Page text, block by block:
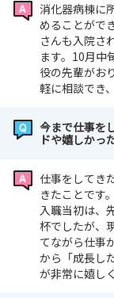
消化器病棟に
めることがで
さんも入院さ
ます。10月中
役の先輩がお
軽に相談でき
今まで仕事を
ドや嬉しかっ
仕事をしてき
きたことです。
入職当初は、
杯でしたが、
てながら仕事
から「成長し
が非常に嬉し